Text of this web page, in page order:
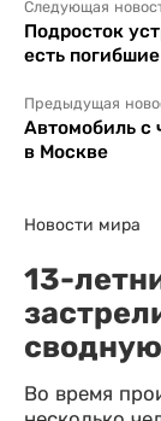
Следующая
Подросток
есть
Предыдущая
Автомобиль с
в Москве
Новости мира
13-
Во время